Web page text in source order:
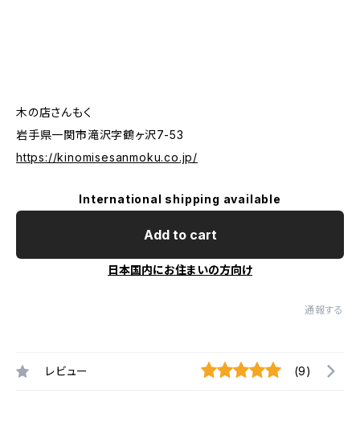
木の店さんもく
岩手県一関市滝沢字鶴ヶ沢7-53
https://kinomisesanmoku.co.jp/
International shipping available
Add to cart
日本国内にお住まいの方向け
通報する
レビュー (9)